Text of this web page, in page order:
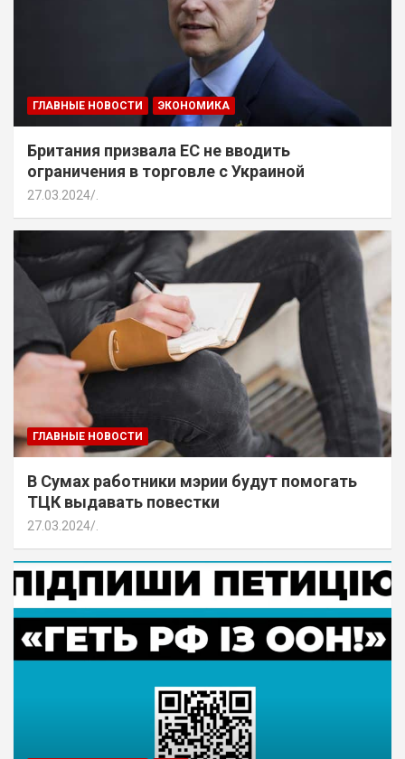
ГЛАВНЫЕ НОВОСТИ ЭКОНОМИКА
Британия призвала ЕС не вводить
ограничения в торговле с Украиной
27.03.2024
ГЛАВНЫЕ НОВОСТИ
В Сумах работники мэрии будут помогать
ТЦК выдавать повестки
27.03.2024